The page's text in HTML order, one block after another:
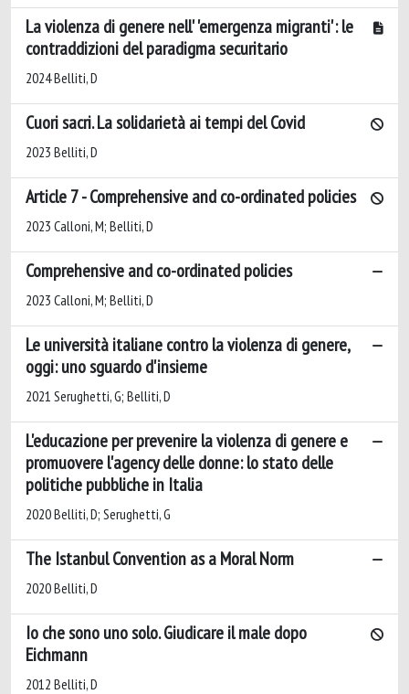
La violenza di genere nell' 'emergenza migranti': le
contraddizioni del paradigma securitario
2024 Belliti, D
Cuori sacri. La solidarietà ai tempi del Covid
2023 Belliti, D
Article 7 - Comprehensive and co-ordinated policies
2023 Calloni, M; Belliti, D
Comprehensive and co-ordinated policies
2023 Calloni, M; Belliti, D
Le università italiane contro la violenza di genere,
oggi: uno sguardo d'insieme
2021 Serughetti, G; Belliti, D
L'educazione per prevenire la violenza di genere e
promuovere l'agency delle donne: lo stato delle
politiche pubbliche in Italia
2020 Belliti, D; Serughetti, G
The Istanbul Convention as a Moral Norm
2020 Belliti, D
Io che sono uno solo. Giudicare il male dopo
Eichmann
2012 Belliti, D